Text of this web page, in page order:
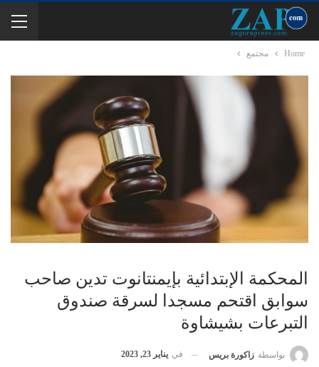
Home مجتمع
المحكمة الإبتدائية بإيمنتانوت تدين صاحب
سوابق اقتحم مسجدا لسرقة صندوق
التبرعات بشيشاوة
بواسطة زاكورة بريس في يناير 23, 2023